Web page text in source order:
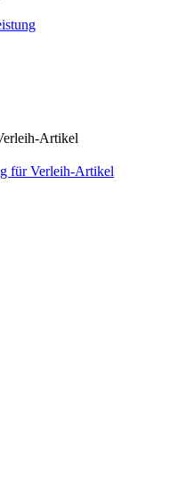
Artikel
für Verleih-Artikel